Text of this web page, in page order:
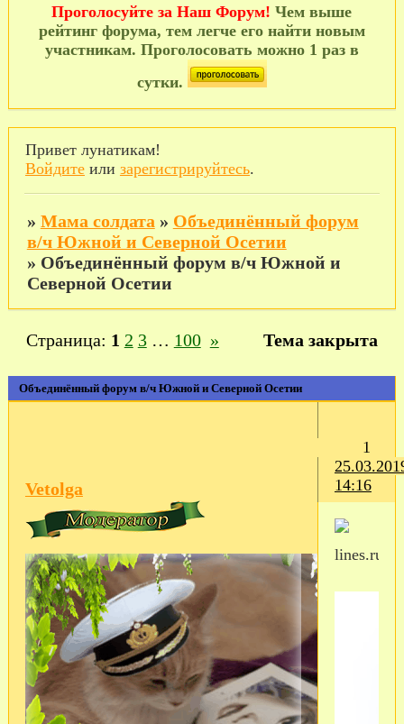
Проголосуйте за Наш Форум! Чем выше
рейтинг форума, тем легче его найти новым
участникам. Проголосовать можно 1 раз в
сутки.
Привет лунатикам!
Войдитеили зарегистрируйтесь.
» Мама солдата » Объединённый форум
в/ч Южной и Северной Осетии
» Объединённый форум в/ч Южной и
Северной Осетии
Объединённый форум в/ч Южной и Северной Осетии
Страница: 1 2 3 … 100 » Тема закрыта
1
14:16
Vetolga